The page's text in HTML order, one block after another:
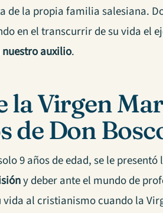
de la propia familia salesiana.
en el transcurrir de su vida el
auxilio.
la Virgen
de Don
9 años de edad, se le
y deber ante el mundo de
vida al cristianismo cuando la